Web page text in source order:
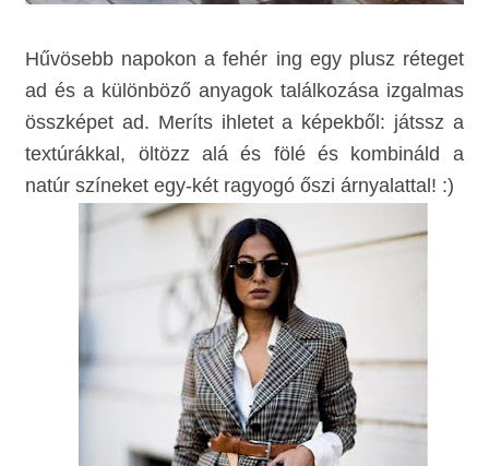
Hűvösebb napokon a fehér ing egy plusz réteget
ad és a különböző anyagok találkozása izgalmas
összképet ad. Meríts ihletet a képekből: játssz a
textúrákkal, öltözz alá és fölé és kombináld a
natúr színeket egy-két ragyogó őszi árnyalattal! :)